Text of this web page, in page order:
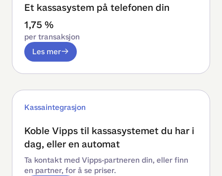
Et kassasystem på telefonen din
1,75 %
per transaksjon
Les mer
Kassaintegrasjon
Koble Vipps til kassasystemet du har i
dag, eller en automat
Ta kontakt med Vipps-partneren din, eller finn
en partner, for å se priser.